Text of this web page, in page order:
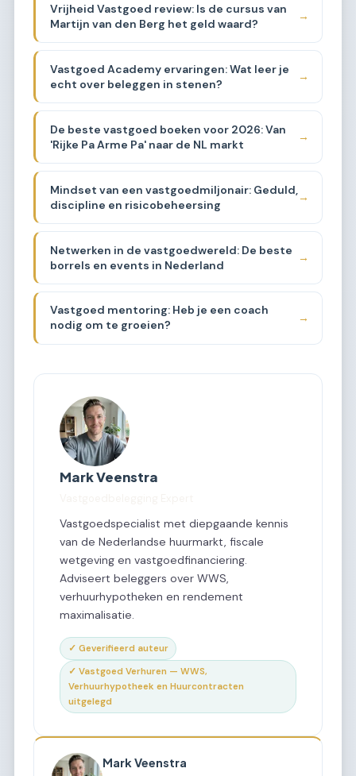
Vrijheid Vastgoed review: Is de cursus van
Martijn van den Berg het geld waard?
→
Vastgoed Academy ervaringen: Wat leer je
echt over beleggen in stenen?
→
De beste vastgoed boeken voor 2026: Van
'Rijke Pa Arme Pa' naar de NL markt
→
Mindset van een vastgoedmiljonair: Geduld,
discipline en risicobeheersing
→
Netwerken in de vastgoedwereld: De beste
borrels en events in Nederland
→
Vastgoed mentoring: Heb je een coach
nodig om te groeien?
→
Mark Veenstra
Vastgoedspecialist met diepgaande kennis
van de Nederlandse huurmarkt, fiscale
wetgeving en vastgoedfinanciering.
Adviseert beleggers over WWS,
verhuurhypotheken en rendement
maximalisatie.
✓ Geverifieerd auteur
✓ Vastgoed Verhuren — WWS,
Verhuurhypotheek en Huurcontracten
uitgelegd
Mark Veenstra